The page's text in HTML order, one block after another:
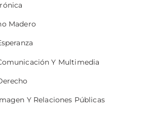
Madero
Y Multimedia
Y Relaciones Públicas